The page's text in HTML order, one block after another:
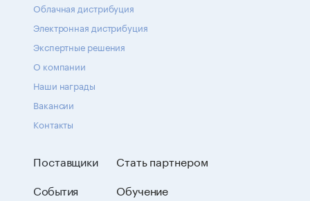
Облачная дистрибуция
Электронная дистрибуция
Экспертные решения
О компании
Наши награды
Вакансии
Контакты
Поставщики
События
Стать партнером
Обучение